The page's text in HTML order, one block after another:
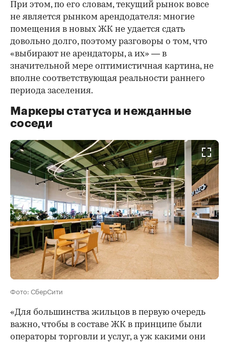
При этом, по его словам, текущий рынок вовсе
не является рынком арендодателя: многие
помещения в новых ЖК не удается сдать
довольно долго, поэтому разговоры о том, что
«выбирают не арендаторы, а их» — в
значительной мере оптимистичная картина, не
вполне соответствующая реальности раннего
периода заселения.
Маркеры статуса и нежданные
соседи
Фото: СберСити
«Для большинства жильцов в первую очередь
важно, чтобы в составе ЖК в принципе были
операторы торговли и услуг, а уж какими они